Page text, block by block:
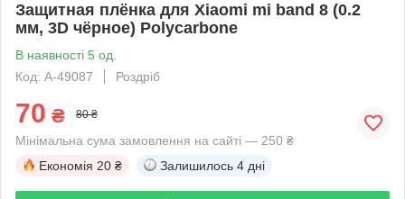
Защитная плёнка для Xiaomi mi band 8 (0.2
мм, 3D чёрное) Polycarbone
В наявності 5 од.
Код: A-49087
Роздріб
70 ₴ 80 ₴
Мінімальна сума замовлення на сайті — 250 ₴
Економія 20 ₴ Залишилось 4 дні